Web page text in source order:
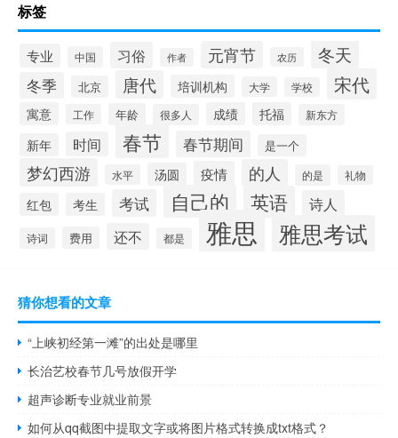
标签
专业 中国 习俗 作者 元宵节 农历 冬天
冬季 北京 唐代 培训机构 大学 学校 宋代
寓意 工作 年龄 很多人 成绩 托福 新东方
新年 时间 春节 春节期间 是一个
梦幻西游 水平 汤圆 疫情 的人 的是 礼物
红包 考生 考试 自己的 英语 诗人
诗词 费用 还不 都是 雅思 雅思考试
猜你想看的文章
“上峡初经第一滩”的出处是哪里
长治艺校春节几号放假开学
超声诊断专业就业前景
如何从qq截图中提取文字或将图片格式转换成txt格式？